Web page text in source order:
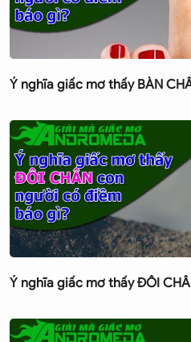
Ý nghĩa giấc mơ thấy BÀN
Ý nghĩa giấc mơ thấy ĐÔI